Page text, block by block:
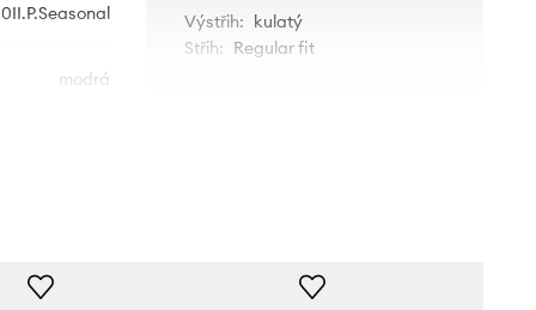
modrá
Výstřih: kulatý
Střih: Regular fit